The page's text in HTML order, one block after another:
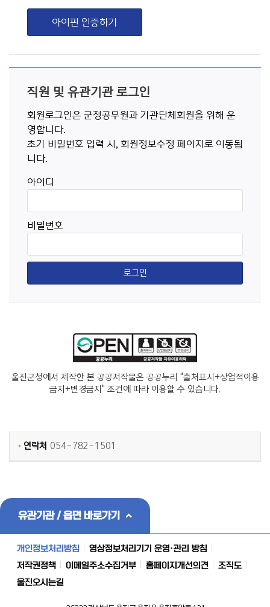
아이핀 인증하기
직원 및 유관기관 로그인
회원로그인은 군청공무원과 기관단체회원을 위해 운
영합니다.
초기 비밀번호 입력 시, 회원정보수정 페이지로 이동됩
니다.
아이디
비밀번호
울진군청에서 제작한 본 공공저작물은 공공누리 "출처표시+상업적이용
금지+변경금지" 조건에 따라 이용할 수 있습니다.
연락처 054-782-1501
유관기관 / 읍면 바로가기
개인정보처리방침
영상정보처리기기 운영·관리 방침
저작권정책
이메일주소수집거부 홈페이지개선의견
조직도
울진오시는길